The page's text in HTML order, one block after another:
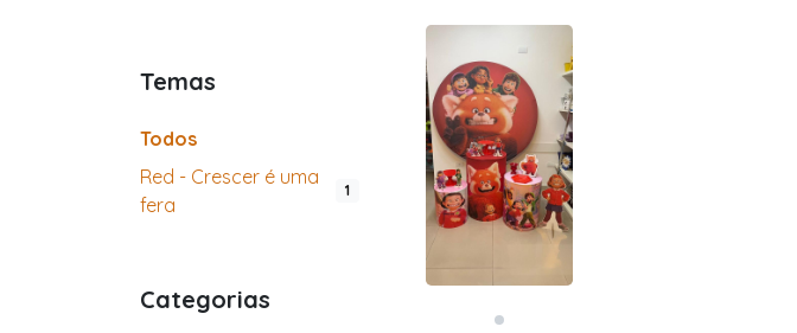
Temas
Todos
Red - Crescer é uma
fera
1
Categorias